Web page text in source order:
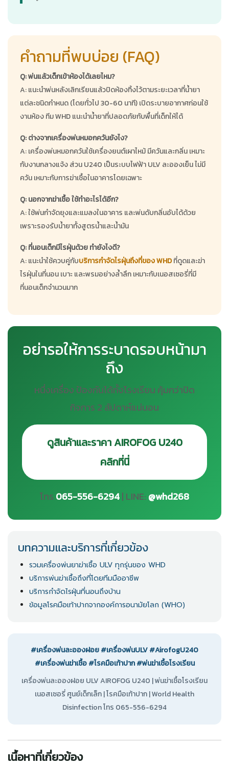
คำถามที่พบบ่อย (FAQ)
Q: พ่นแล้วเด็กเข้าห้องได้เลยไหม?
A: แนะนำพ่นหลังเลิกเรียนแล้วปิดห้องทิ้งไว้ตามระยะเวลาที่น้ำยา
แต่ละชนิดกำหนด (โดยทั่วไป 30-60 นาที) เปิดระบายอากาศก่อนใช้
งานห้อง ทีม WHD แนะนำน้ำยาที่ปลอดภัยกับพื้นที่เด็กให้ได้
Q: ต่างจากเครื่องพ่นหมอกควันยังไง?
A: เครื่องพ่นหมอกควันใช้เครื่องยนต์เผาไหม้ มีควันและกลิ่น เหมาะ
กับงานกลางแจ้ง ส่วน U240 เป็นระบบไฟฟ้า ULV ละอองเย็น ไม่มี
ควัน เหมาะกับการฆ่าเชื้อในอาคารโดยเฉพาะ
Q: นอกจากฆ่าเชื้อ ใช้ทำอะไรได้อีก?
A: ใช้พ่นกำจัดยุงและแมลงในอาคาร และพ่นดับกลิ่นอับได้ด้วย
เพราะรองรับน้ำยาทั้งสูตรน้ำและน้ำมัน
Q: ที่นอนเด็กมีไรฝุ่นด้วย ทำยังไงดี?
A: แนะนำใช้ควบคู่กับบริการกำจัดไรฝุ่นถึงที่ของ WHDที่ดูดและฆ่า
ไรฝุ่นในที่นอน เบาะ และพรมอย่างล้ำลึก เหมาะกับเนอสเซอรี่ที่มี
ที่นอนเด็กจำนวนมาก
อย่ารอให้การระบาดรอบหน้ามา
ถึง
หนึ่งเครื่อง ป้องกันได้ทั้งโรงเรียน คุ้มกว่าปิด
กิจการ 2 สัปดาห์แน่นอน
ดูสินค้าและราคา AIROFOG U240
คลิกที่นี่
โทร 065-556-6294| LINE: @whd268
บทความและบริการที่เกี่ยวข้อง
รวมเครื่องพ่นยาฆ่าเชื้อ ULV ทุกรุ่นของ WHD
บริการพ่นฆ่าเชื้อถึงที่โดยทีมมืออาชีพ
บริการกำจัดไรฝุ่นที่นอนถึงบ้าน
ข้อมูลโรคมือเท้าปากจากองค์การอนามัยโลก (WHO)
#เครื่องพ่นละอองฝอย#เครื่องพ่นULV#AirofogU240
#เครื่องพ่นฆ่าเชื้อ #โรคมือเท้าปาก #พ่นฆ่าเชื้อโรงเรียน
เครื่องพ่นละอองฝอย ULV AIROFOG U240 | พ่นฆ่าเชื้อโรงเรียน
เนอสเซอรี่ ศูนย์เด็กเล็ก | โรคมือเท้าปาก | World Health
Disinfection โทร 065-556-6294
เนื้อหาที่เกี่ยวข้อง